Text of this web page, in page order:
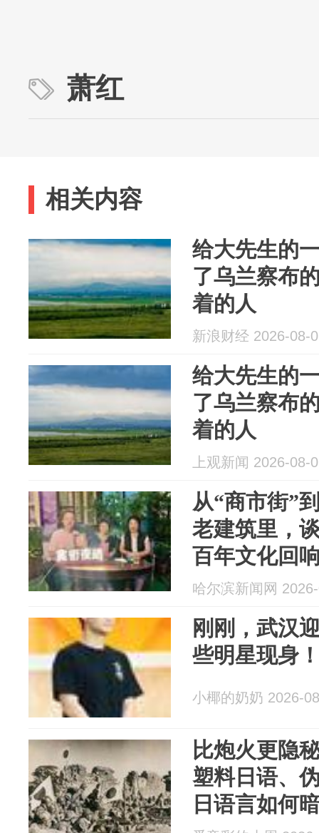
萧红
相关内容
给大先生的
了乌兰察布
着的人
新浪财经 2026-08-
给大先生的
了乌兰察布
着的人
上观新闻 2026-08-
从“商市街”
老建筑里，
百年文化回
哈尔滨新闻网
刚刚，武汉
些明星现身
小椰的奶奶 2026-
比炮火更隐
塑料日语、
日语言如何